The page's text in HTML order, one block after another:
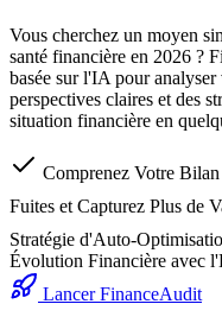
Vous cherchez un moyen
santé financière en 2026 ?
basée sur l'IA pour analyser
perspectives claires et des
situation financière en
Comprenez Votre
Fuites et Capturez Plus de
Stratégie d'Auto-
Évolution Financière avec
Lancer FinanceAudit